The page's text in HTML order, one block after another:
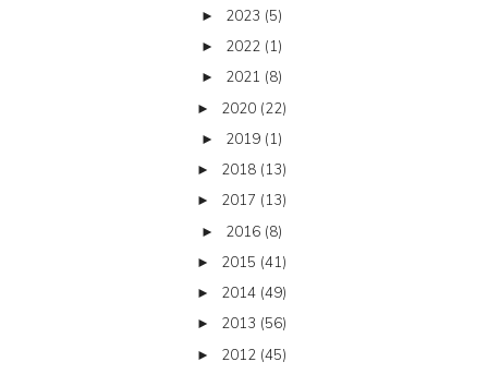
► 2023 (5)
► 2022 (1)
► 2021 (8)
► 2020 (22)
► 2019 (1)
► 2018 (13)
► 2017 (13)
► 2016 (8)
► 2015 (41)
► 2014 (49)
► 2013 (56)
► 2012 (45)